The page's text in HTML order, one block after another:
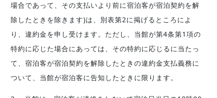
場合であって、その支払いより前に宿泊客が宿泊契約を解
除したときを除きます)は、別表第2に掲げるところによ
り、違約金を申し受けます。ただし、当館が第4条第1項の
特約に応じた場合にあっては、その特約に応じるに当たっ
て、宿泊客が宿泊契約を解除したときの違約金支払義務に
ついて、当館が宿泊客に告知したときに限ります。